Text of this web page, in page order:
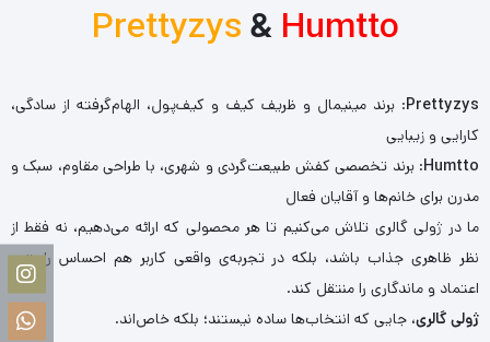
Prettyzys& Humtto
Prettyzys: برند مینیمال و ظریف کیف و کیف‌پول، الهام‌گرفته از سادگی،
کارایی و زیبایی
Humtto: برند تخصصی کفش طبیعت‌گردی و شهری، با طراحی مقاوم، سبک و
مدرن برای خانم‌ها و آقایان فعال
ما در ژولی گالری تلاش می‌کنیم تا هر محصولی که ارائه می‌دهیم، نه فقط از
نظر ظاهری جذاب باشد، بلکه در تجربه‌ی واقعی کاربر هم احساس راحتی،
اعتماد و ماندگاری را منتقل کند.
ژولی گالری، جایی که انتخاب‌ها ساده نیستند؛ بلکه خاص‌اند.